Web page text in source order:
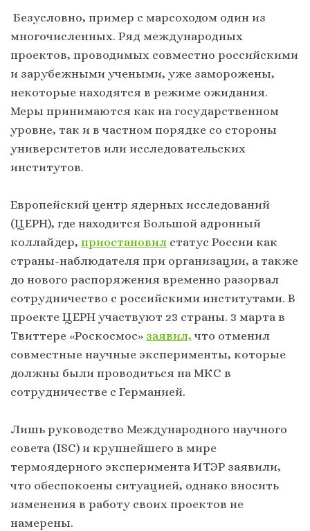
Безусловно, пример с марсоходом один из
многочисленных. Ряд международных
проектов, проводимых совместно российскими
и зарубежными учеными, уже заморожены,
некоторые находятся в режиме ожидания.
Меры принимаются как на государственном
уровне, так и в частном порядке со стороны
университетов или исследовательских
институтов.
Европейский центр ядерных исследований
(ЦЕРН), где находится Большой адронный
коллайдер, приостановил статус России как
страны-наблюдателя при организации, а также
до нового распоряжения временно разорвал
сотрудничество с российскими институтами. В
проекте ЦЕРН участвуют 23 страны. 3 марта в
Твиттере «Роскосмос» заявил, что отменил
совместные научные эксперименты, которые
должны были проводиться на МКС в
сотрудничестве с Германией.
Лишь руководство Международного научного
совета (ISC) и крупнейшего в мире
термоядерного эксперимента ИТЭР заявили,
что обеспокоены ситуацией, однако вносить
изменения в работу своих проектов не
намерены.